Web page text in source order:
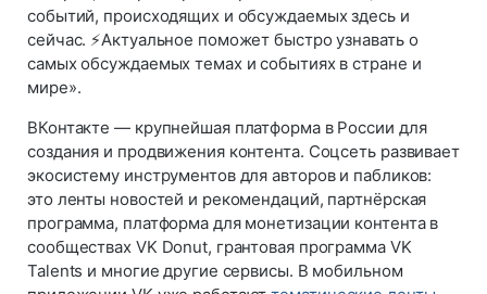
событий, происходящих и обсуждаемых здесь и
сейчас. ⚡Актуальное поможет быстро узнавать о
самых обсуждаемых темах и событиях в стране и
мире».
ВКонтакте — крупнейшая платформа в России для
создания и продвижения контента. Соцсеть развивает
экосистему инструментов для авторов и пабликов:
это ленты новостей и рекомендаций, партнёрская
программа, платформа для монетизации контента в
сообществах VK Donut, грантовая программа VK
Talents и многие другие сервисы. В мобильном